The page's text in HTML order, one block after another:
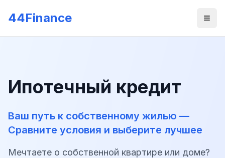
44Finance
Ипотечный кредит
Ваш путь к собственному жилью —
Сравните условия и выберите лучшее
Мечтаете о собственной квартире или доме?